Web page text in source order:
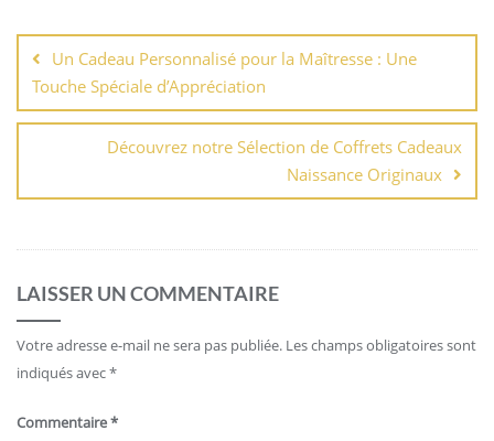
de
l’article
Un Cadeau Personnalisé pour la Maîtresse : Une
Touche Spéciale d’Appréciation
Découvrez notre Sélection de Coffrets Cadeaux
Naissance Originaux
LAISSER UN COMMENTAIRE
Votre adresse e-mail ne sera pas publiée. Les champs obligatoires sont
indiqués avec*
Commentaire*